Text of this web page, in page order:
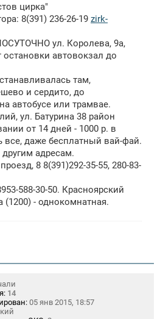
цирка"
8(391) 236-26-19 zirk-
ул. Королева, 9а,
автовокзал до
там,
и сердито, до
автобусе или трамвае.
ул. Батурина 38 район
от 14 дней - 1000 р. в
все, даже бесплатный вай-фай.
адресам.
8 8(391)292-35-55, 280-83-
588-30-50. Красноярский
(1200) - однокомнатная.
14
05 янв 2015, 18:57